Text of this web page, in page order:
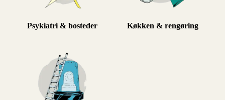
Psykiatri & bosteder Køkken & rengøring